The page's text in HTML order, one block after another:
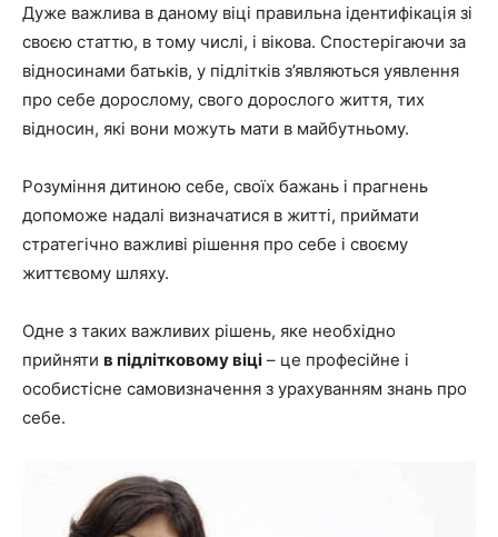
Дуже важлива в даному віці правильна ідентифікація зі
своєю статтю, в тому числі, і вікова. Спостерігаючи за
відносинами батьків, у підлітків з’являються уявлення
про себе дорослому, свого дорослого життя, тих
відносин, які вони можуть мати в майбутньому.
Розуміння дитиною себе, своїх бажань і прагнень
допоможе надалі визначатися в житті, приймати
стратегічно важливі рішення про себе і своєму
життєвому шляху.
Одне з таких важливих рішень, яке необхідно
прийняти в підлітковому віці – це професійне і
особистісне самовизначення з урахуванням знань про
себе.